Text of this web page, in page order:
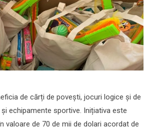
de cărți de povești, jocuri logice și de
echipamente sportive. Inițiativa este
valoare de 70 de mii de dolari acordat de